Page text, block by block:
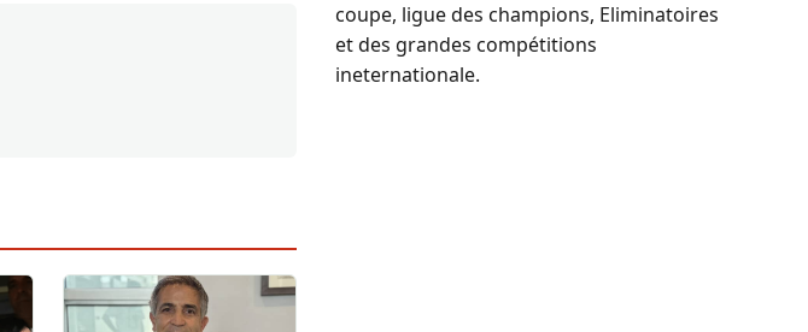
coupe, ligue des champions, Eliminatoires
et des grandes compétitions
ineternationale.